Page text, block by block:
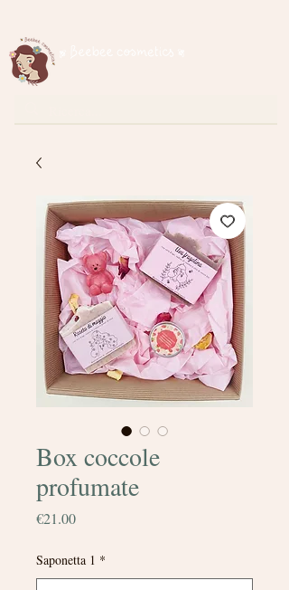
Box coccole
profumate
€21.00Price
Saponetta 1 *